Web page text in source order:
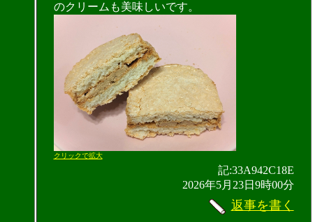
のクリームも美味しいです。
クリックで拡大
記:33A942C18E
2026年5月23日9時00分
返事を書く